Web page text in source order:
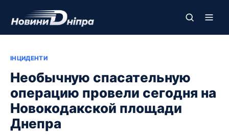
ІНЦИДЕНТИ
Необычную спасательную
операцию провели сегодня на
Новокодакской площади
Днепра